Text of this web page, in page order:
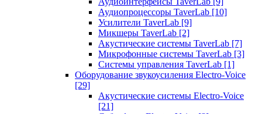
Аудиопроцессоры TaverLab [10]
Усилители TaverLab [9]
Микшеры TaverLab [2]
Акустические системы TaverLab [7]
Микрофонные системы TaverLab [3]
Системы управления TaverLab [1]
Оборудование звукоусиления Electro-Voice
[29]
Акустические системы Electro-Voice
[21]